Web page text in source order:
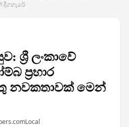
ශ්‍රී ලංකාවේ
ප්‍රහාර
නවකතාවක් මෙන්
Local